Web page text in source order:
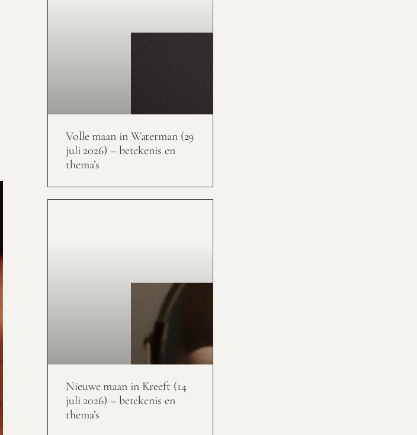
Volle maan in Waterman (29
juli 2026) – betekenis en
thema’s
Nieuwe maan in Kreeft (14
juli 2026) – betekenis en
thema’s